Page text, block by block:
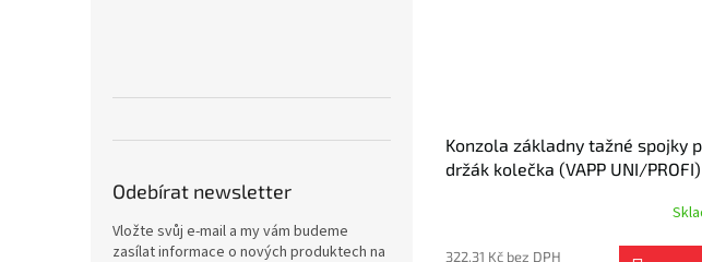
Odebírat newsletter
Vložte svůj e-mail a my vám budeme
zasílat informace o nových produktech na
Konzola základny tažné spojky
držák kolečka (VAPP UNI/PROFI)
322,31 Kč bez DPH